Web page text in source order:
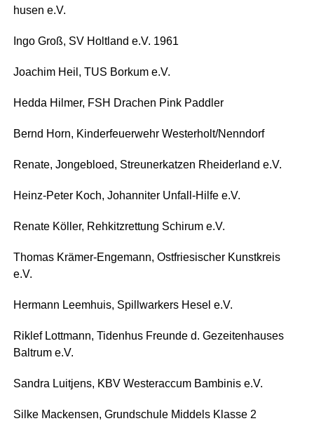
husen e.V.
Ingo Groß, SV Holt­land e.V. 1961
Joa­chim Heil, TUS Bor­kum e.V.
Hed­da Hil­mer, FSH Dra­chen Pink Paddler
Bernd Horn, Kin­der­feu­er­wehr Westerholt/Nenndorf
Rena­te, Jon­ge­bloed, Streu­ner­kat­zen Rhei­der­land e.V.
Heinz-Peter Koch, Johan­ni­ter Unfall-Hil­fe e.V.
Rena­te Köl­ler, Reh­kitz­ret­tung Schir­um e.V.
Tho­mas Krä­mer-Enge­mann, Ost­frie­si­scher Kunst­kreis
e.V.
Her­mann Leem­huis, Spill­war­kers Hesel e.V.
Rik­lef Lott­mann, Tiden­hus Freun­de d. Gezei­ten­hau­ses
Balt­rum e.V.
San­dra Luit­jens, KBV Wes­ter­ac­cum Bam­bi­nis e.V.
Sil­ke Macken­sen, Grund­schu­le Mid­dels Klas­se 2